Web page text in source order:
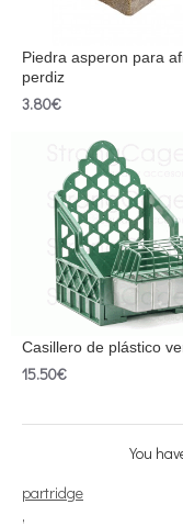
Piedra asperon para
perdiz
3.80€
Casillero de plástico
15.50€
You
partridge
,